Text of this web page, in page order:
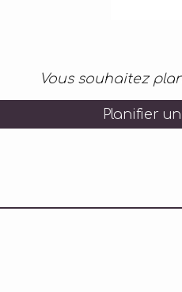
Vous souhaitez
Planifier